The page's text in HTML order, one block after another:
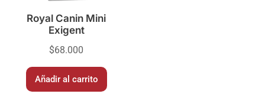
Royal Canin Mini
Exigent
$68.000
Añadir al carrito